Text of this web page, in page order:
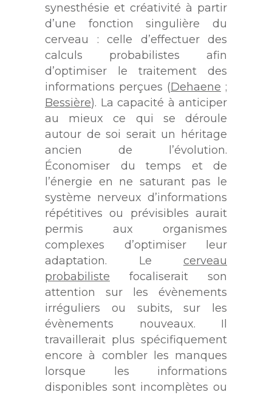
synesthésie et créativité à partir
d’une fonction singulière du
cerveau : celle d’effectuer des
calculs probabilistes afin
d’optimiser le traitement des
informations perçues (Dehaene ;
Bessière). La capacité à anticiper
au mieux ce qui se déroule
autour de soi serait un héritage
ancien de l’évolution.
Économiser du temps et de
l’énergie en ne saturant pas le
système nerveux d’informations
répétitives ou prévisibles aurait
permis aux organismes
complexes d’optimiser leur
adaptation. Le cerveau
probabiliste focaliserait son
attention sur les évènements
irréguliers ou subits, sur les
évènements nouveaux. Il
travaillerait plus spécifiquement
encore à combler les manques
lorsque les informations
disponibles sont incomplètes ou